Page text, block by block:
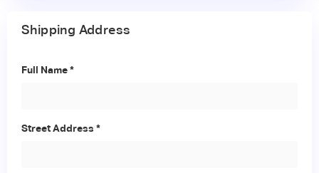
Shipping Address
Full Name *
Street Address *